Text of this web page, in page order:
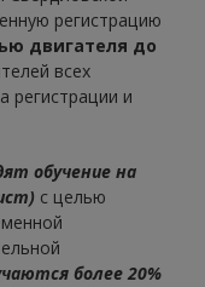
регистрацию
двигателя до
всех
регистрации и
обучение на
с целью
более 20%